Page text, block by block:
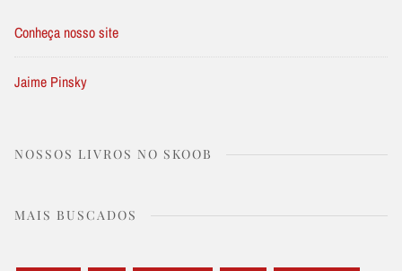
Conheça nosso site
Jaime Pinsky
NOSSOS LIVROS NO SKOOB
MAIS BUSCADOS